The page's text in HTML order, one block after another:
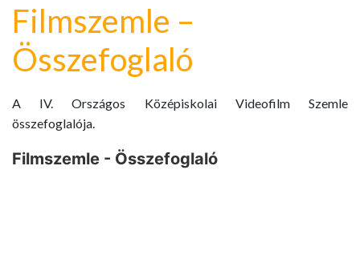
Filmszemle –
Összefoglaló
A IV. Országos Középiskolai Videofilm Szemle
összefoglalója.
Filmszemle - Összefoglaló